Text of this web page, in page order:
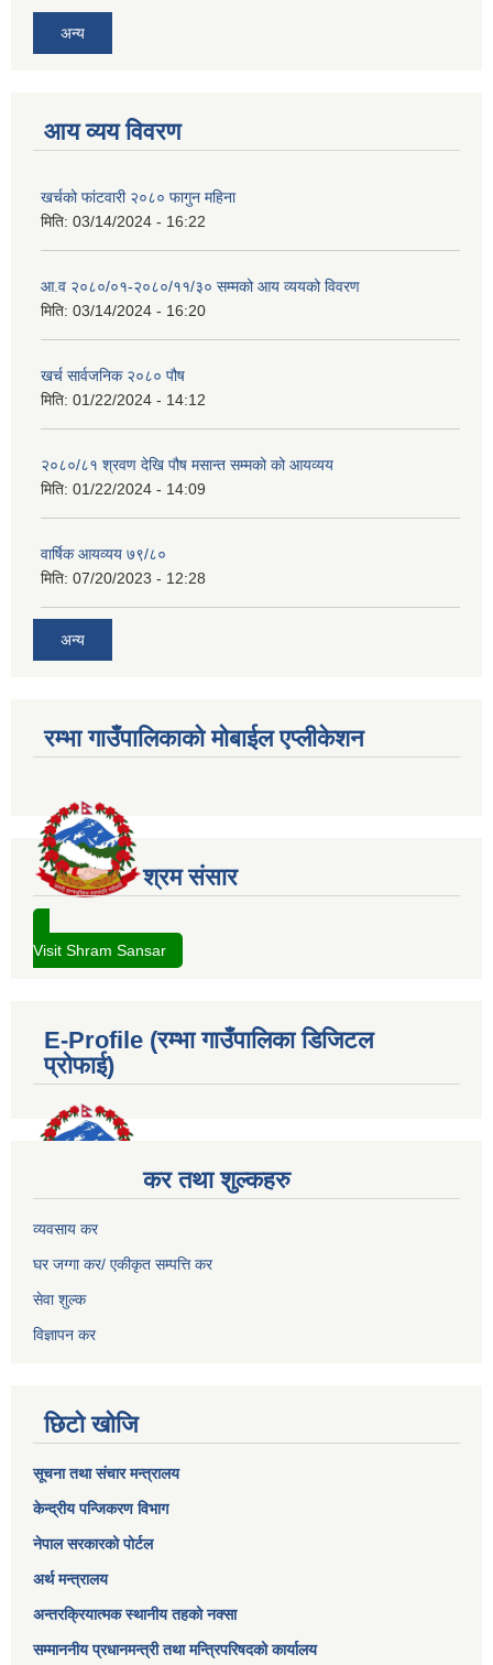
अन्य
आय व्यय विवरण
खर्चको फांटवारी २०८० फागुन महिना
मिति: 03/14/2024 - 16:22
आ.व २०८०/०१-२०८०/११/३० सम्मको आय व्ययको विवरण
मिति: 03/14/2024 - 16:20
खर्च सार्वजनिक २०८० पौष
मिति: 01/22/2024 - 14:12
२०८०/८१ श्रवण देखि पौष मसान्त सम्मको को आयव्यय
मिति: 01/22/2024 - 14:09
वार्षिक आयव्यय ७९/८०
मिति: 07/20/2023 - 12:28
अन्य
रम्भा गाउँपालिकाको मोबाईल एप्लीकेशन
श्रम संसार
Visit Shram Sansar
E-Profile (रम्भा गाउँपालिका डिजिटल
प्रोफाई)
कर तथा शुल्कहरु
व्यवसाय कर
घर जग्गा कर/ एकीकृत सम्पत्ति कर
सेवा शुल्क
विज्ञापन कर
छिटो खोजि
सूचना तथा संचार मन्त्रालय
केन्द्रीय पन्जिकरण विभाग
नेपाल सरकारको पोर्टल
अर्थ मन्त्रालय
अन्तरक्रियात्मक स्थानीय तहको नक्सा
सम्माननीय प्रधानमन्त्री तथा मन्त्रिपरिषद‌को कार्यालय